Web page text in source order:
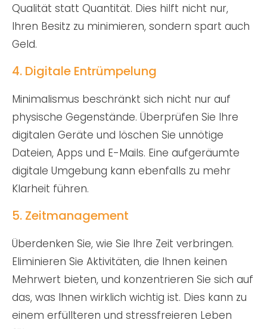
Qualität statt Quantität. Dies hilft nicht nur,
Ihren Besitz zu minimieren, sondern spart auch
Geld.
4. Digitale Entrümpelung
Minimalismus beschränkt sich nicht nur auf
physische Gegenstände. Überprüfen Sie Ihre
digitalen Geräte und löschen Sie unnötige
Dateien, Apps und E-Mails. Eine aufgeräumte
digitale Umgebung kann ebenfalls zu mehr
Klarheit führen.
5. Zeitmanagement
Überdenken Sie, wie Sie Ihre Zeit verbringen.
Eliminieren Sie Aktivitäten, die Ihnen keinen
Mehrwert bieten, und konzentrieren Sie sich auf
das, was Ihnen wirklich wichtig ist. Dies kann zu
einem erfüllteren und stressfreieren Leben